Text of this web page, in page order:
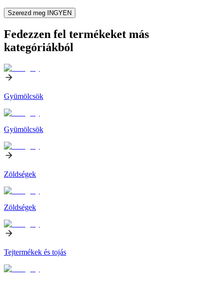
Szerezd meg INGYEN
Fedezzen fel termékeket más
kategóriákból
Gyümölcsök
Gyümölcsök
Zöldségek
Zöldségek
Tejtermékek és tojás